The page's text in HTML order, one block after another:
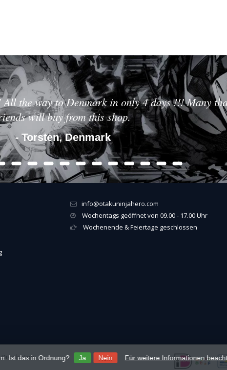
the way to Denmark in only 4 days !!! Many
will buy from this shop.
- Torsten, Denmark
info@otakuninjahero.com
Wochentags geöffnet von 09.00 - 17.00 Uhr
Wochenende & Feiertage geschlossen
Ist das in Ordnung? Ja Nein Für weitere Informationen
Distribution